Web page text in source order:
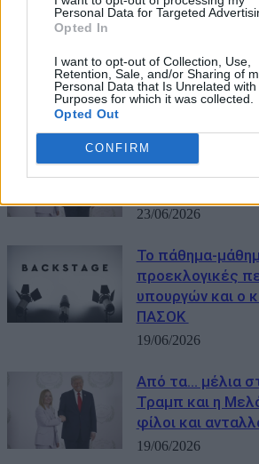
Personal Data for Targeted
Opted In
I want to opt-out of Collection, Use,
Retention, Sale, and/or Sharing of
Personal Data that Is Unrelated
Purposes for which it was collected.
Opted Out
CONFIRM
«Χρειάζονται
της Μελόνι λίγο
Σύνοδο του
06/07/2026
Μελόνι: Σπάει τη
Τραμπ – Νέο
23/06/2026
Το πάθημα-
προεκλογικές
υπουργών και ο
ΠΑΣΟΚ
19/06/2026
Από τα… μέλια
Τραμπ και η
φίλοι και
19/06/2026